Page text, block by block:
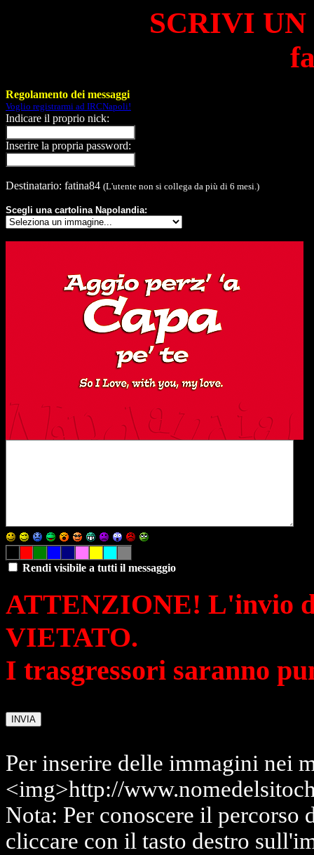
SCRIVI
Regolamento dei messaggi
Voglio registrarmi ad IRCNapoli!
Indicare il proprio nick:
Inserire la propria password:
Destinatario: fatina84 (L'utente non si collega da più di 6 mesi.)
Scegli una cartolina Napolandia:
Rendi visibile a tutti il messaggio
ATTENZIONE! L'invio
VIETATO.
I trasgressori saranno
Per inserire delle immagini nei
<img>http://
Nota: Per conoscere il percorso
cliccare con il tasto destro